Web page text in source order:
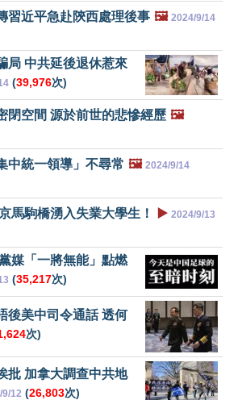
習近平急赴陝西處理後事 🖼️ 2024/9/14
局 中共延後退休惹來
(39,976次)
閉空間 源於前世的悲慘經歷 🖼️
中統一領導」不尋常 🖼️ 2024/9/14
馬駒橋湧入失業大學生！ ▶️ 2024/9/13
媒「一將無能」點燃
(35,217次)
後美中司令通話 透何
次)
批 加拿大調查中共地
12 (26,803次)